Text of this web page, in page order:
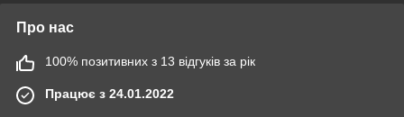
Про нас
100% позитивних з 13 відгуків за рік
Працює з 24.01.2022